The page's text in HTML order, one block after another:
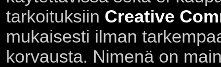
tarkoituksiin Creative
mukaisesti ilman
korvausta. Nimenä on